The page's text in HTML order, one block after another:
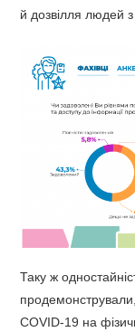
й дозвілля людей
Таку ж
COVID-19 на